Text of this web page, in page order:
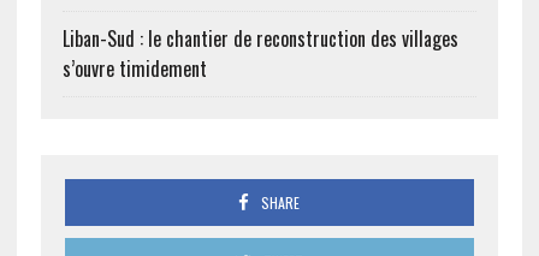
Liban-Sud : le chantier de reconstruction des villages
s’ouvre timidement
SHARE